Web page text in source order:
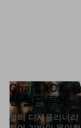
션 월드 투어
멀티 디시플리너리
협업 기반의 몰입
이티브 비전을 확